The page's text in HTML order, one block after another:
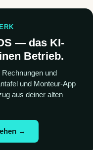
— das KI-
Betrieb.
und
und Monteur-App
aus deiner alten
→